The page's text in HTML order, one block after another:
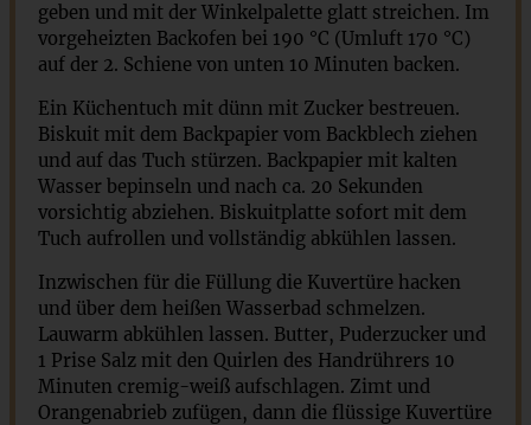
geben und mit der Winkelpalette glatt streichen. Im
vorgeheizten Backofen bei 190 °C (Umluft 170 °C)
auf der 2. Schiene von unten 10 Minuten backen.
Ein Küchentuch mit dünn mit Zucker bestreuen.
Biskuit mit dem Backpapier vom Backblech ziehen
und auf das Tuch stürzen. Backpapier mit kalten
Wasser bepinseln und nach ca. 20 Sekunden
vorsichtig abziehen. Biskuitplatte sofort mit dem
Tuch aufrollen und vollständig abkühlen lassen.
Inzwischen für die Füllung die Kuvertüre hacken
und über dem heißen Wasserbad schmelzen.
Lauwarm abkühlen lassen. Butter, Puderzucker und
1 Prise Salz mit den Quirlen des Handrührers 10
Minuten cremig-weiß aufschlagen. Zimt und
Orangenabrieb zufügen, dann die flüssige Kuvertüre